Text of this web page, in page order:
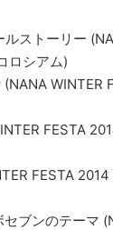
ストーリー
ロシアム)
WINTER
FESTA
FESTA 2014
ブンのテーマ